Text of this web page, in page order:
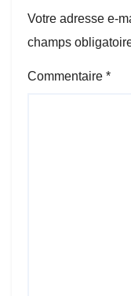
Votre adresse e-
champs
Commentaire *